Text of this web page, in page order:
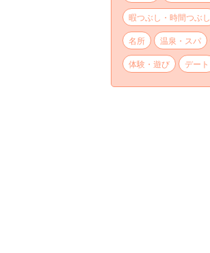
暇つぶし・時間つぶし
名所
温泉・スパ
体験・遊び
デート